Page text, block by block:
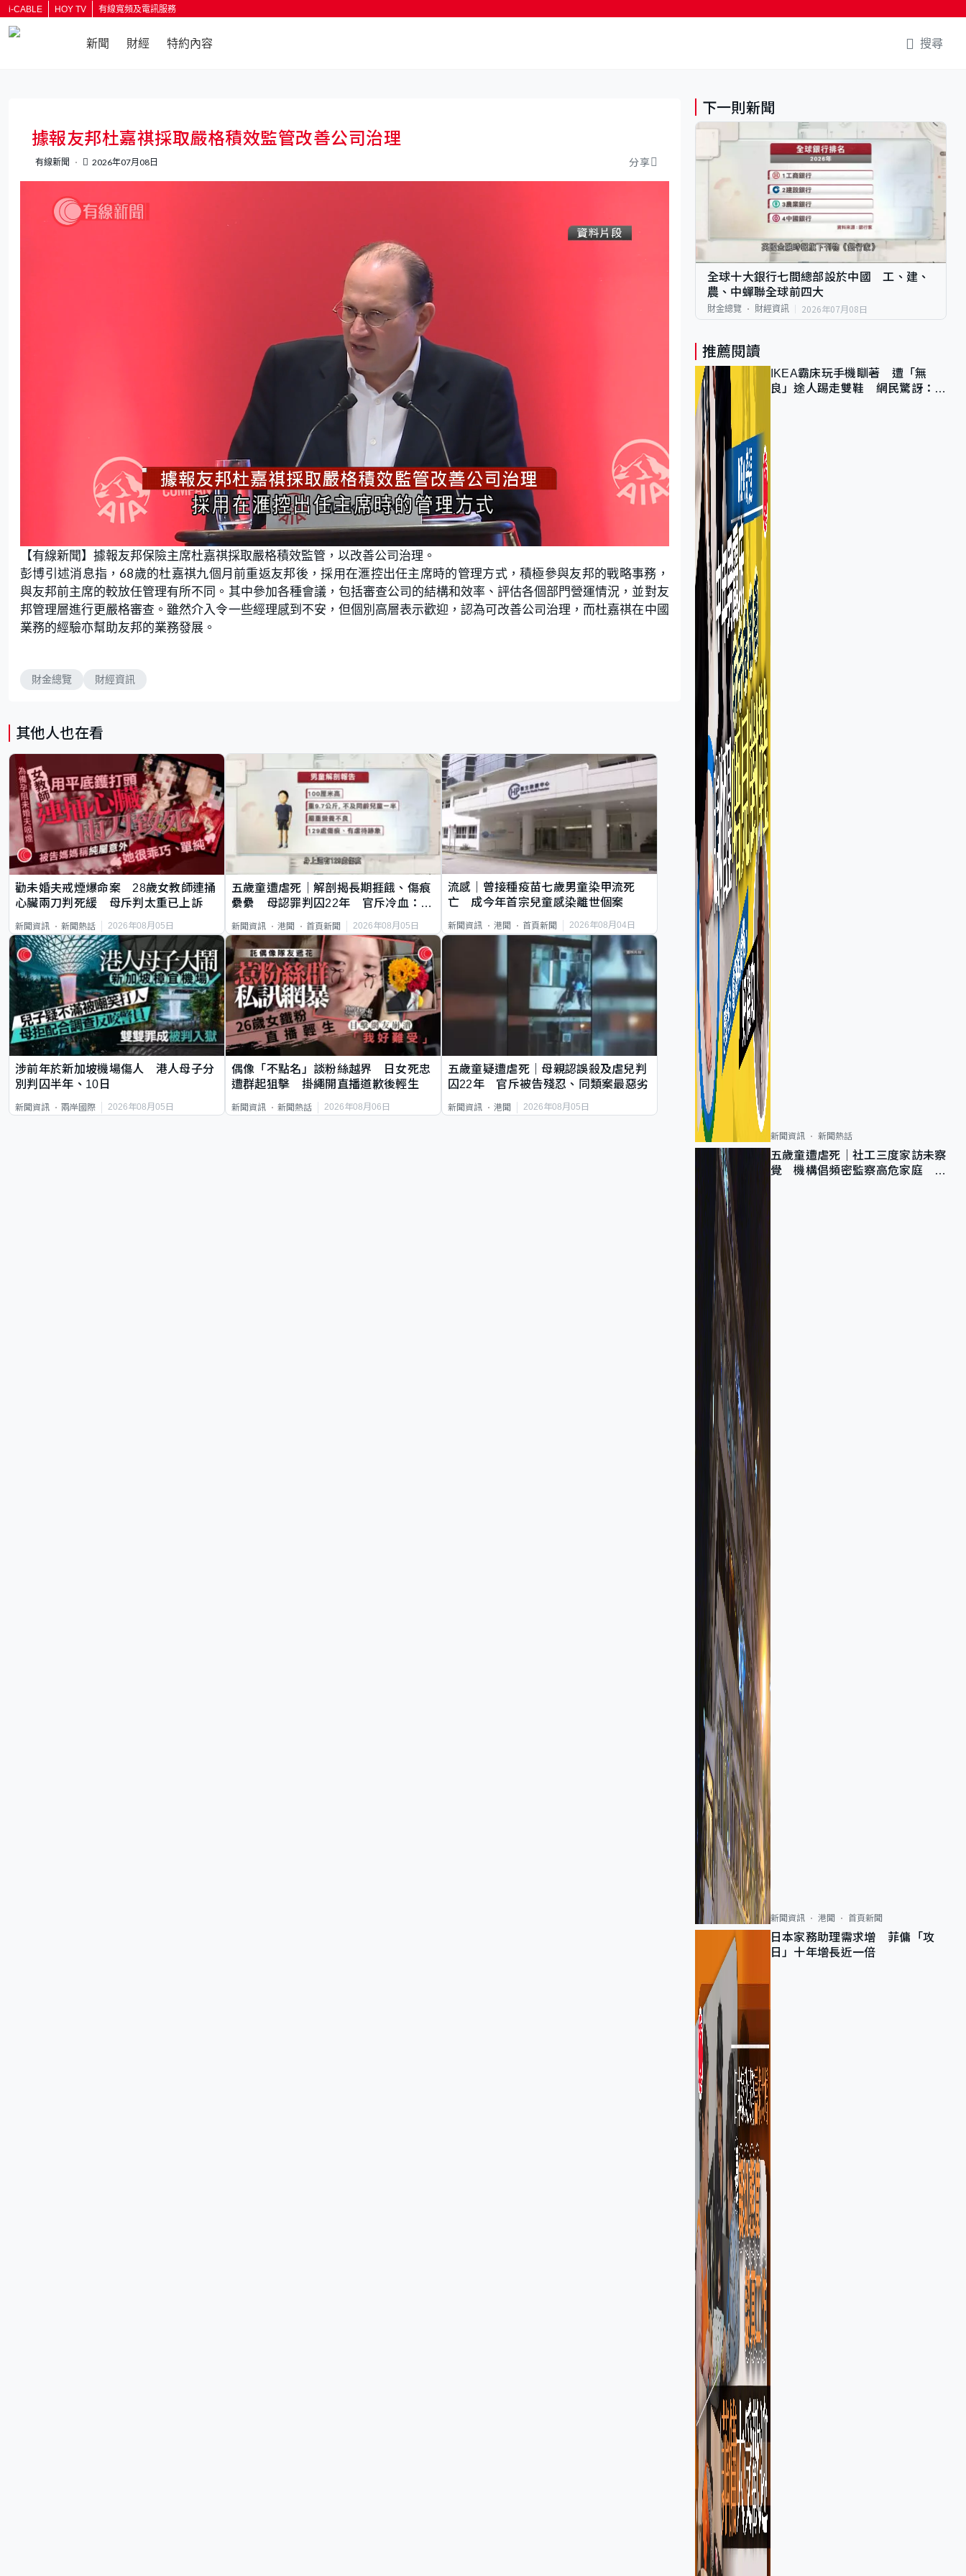
i-CABLE HOY TV 有線寬頻及電訊服務
新聞 財經 特約內容 搜尋
據報友邦杜嘉祺採取嚴格積效監管改善公司治理
有線新聞 2026年07月08日 分享
n
m
u
t
e
L
a
d
d
4
【有線新聞】據報友邦保險主席杜嘉祺採取嚴格積效監管，以改善公司治理。
彭博引述消息指，68歲的杜嘉祺九個月前重返友邦後，採用在滙控出任主席時的管理方式，積極參與友邦的戰略事務，
與友邦前主席的較放任管理有所不同。其中參加各種會議，包括審查公司的結構和效率、評估各個部門營運情況，並對友
邦管理層進行更嚴格審查。雖然介入令一些經理感到不安，但個別高層表示歡迎，認為可改善公司治理，而杜嘉祺在中國
業務的經驗亦幫助友邦的業務發展。
財金總覽 財經資訊
其他人也在看
勸未婚夫戒煙爆命案 28歲女教師連捅
心臟兩刀判死緩 母斥判太重已上訴
新聞資訊 新聞熱話 2026年08月05日
五歲童遭虐死｜解剖揭長期捱餓、傷痕
纍纍 母認罪判囚22年 官斥冷血：同
新聞資訊 港聞 首頁新聞 2026年08月05日
流感｜曾接種疫苗七歲男童染甲流死
亡 成今年首宗兒童感染離世個案
新聞資訊 港聞 首頁新聞 2026年08月04日
涉前年於新加坡機場傷人 港人母子分
別判囚半年、10日
新聞資訊 兩岸國際 2026年08月05日
偶像「不點名」談粉絲越界 日女死忠
遭群起狙擊 掛繩開直播道歉後輕生
新聞資訊 新聞熱話 2026年08月06日
五歲童疑遭虐死｜母親認誤殺及虐兒判
囚22年 官斥被告殘忍、同類案最惡劣
新聞資訊 港聞 2026年08月05日
下一則新聞
全球十大銀行七間總部設於中國 工、建、
農、中蟬聯全球前四大
財金總覽 財經資訊 2026年07月08日
推薦閱讀
IKEA霸床玩手機瞓著 遭「無
良」途人踢走雙鞋 網民驚訝：冇
新聞資訊 新聞熱話
五歲童遭虐死｜社工三度家訪未察
覺 機構倡頻密監察高危家庭 管
新聞資訊 港聞 首頁新聞
日本家務助理需求增 菲傭「攻
日」十年增長近一倍